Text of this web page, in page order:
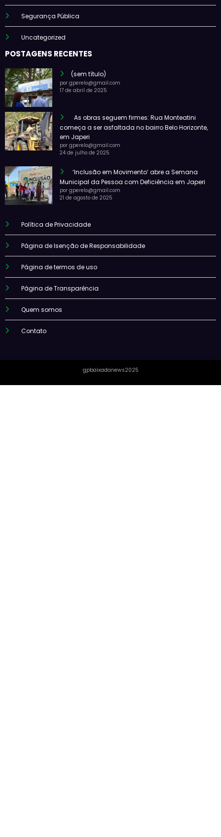
Segurança Pública
Uncategorized
POSTAGENS RECENTES
(sem título)
por gperelo@gmail.com
17 de abril de 2025
As obras seguem firmes: Rua Monteatini
começa a ser asfaltada no bairro Belo Horizonte,
em Japeri
por gperelo@gmail.com
24 de julho de 2025
‘Inclusão em Movimento’ abre a Semana
Municipal da Pessoa com Deficiência em Japeri
por gperelo@gmail.com
21 de agosto de 2025
Política de Privacidade
Página de Isenção de Responsabilidade
Página de termos de uso
Página de Transparência
Quem somos
Contato
gpbaixadanews2025